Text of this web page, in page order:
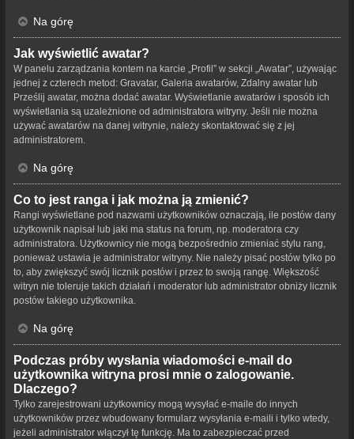
Na górę
Jak wyświetlić awatar?
W panelu zarządzania kontem na karcie „Profil” w sekcji „Awatar”, używając
jednej z czterech metod: Gravatar, Galeria awatarów, Zdalny awatar lub
Prześlij awatar, można dodać awatar. Wyświetlanie awatarów i sposób ich
wyświetlania są uzależnione od administratora witryny. Jeśli nie można
używać awatarów na danej witrynie, należy skontaktować się z jej
administratorem.
Na górę
Co to jest ranga i jak można ją zmienić?
Rangi wyświetlane pod nazwami użytkowników oznaczają, ile postów dany
użytkownik napisał lub jaki ma status na forum, np. moderatora czy
administratora. Użytkownicy nie mogą bezpośrednio zmieniać stylu rang,
ponieważ ustawia je administrator witryny. Nie należy pisać postów tylko po
to, aby zwiększyć swój licznik postów i przez to swoją rangę. Większość
witryn nie toleruje takich działań i moderator lub administrator obniży licznik
postów takiego użytkownika.
Na górę
Podczas próby wysłania wiadomości e-mail do
użytkownika witryna prosi mnie o zalogowanie.
Dlaczego?
Tylko zarejestrowani użytkownicy mogą wysyłać e-maile do innych
użytkowników przez wbudowany formularz wysyłania e-maili i tylko wtedy,
jeżeli administrator włączył tę funkcję. Ma to zabezpieczać przed